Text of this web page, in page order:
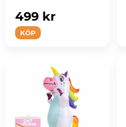
KÖP
499 kr